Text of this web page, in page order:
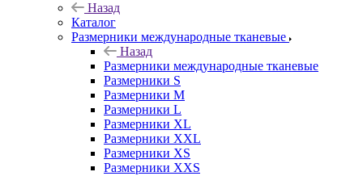
Назад
Каталог
Размерники международные тканевые
Назад
Размерники международные тканевые
Размерники S
Размерники M
Размерники L
Размерники XL
Размерники XXL
Размерники XS
Размерники XXS